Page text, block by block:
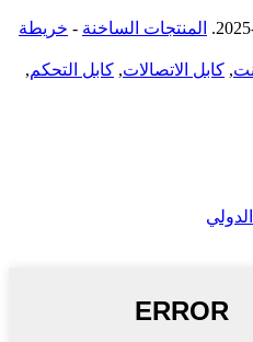
المنتجات الساخنة - خريطة
, كابل الاتصالات, كابل التحكم,